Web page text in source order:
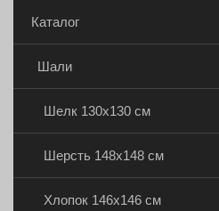
Каталог
Шали
Шелк 130х130 см
Шерсть 148х148 см
Хлопок 146х146 см